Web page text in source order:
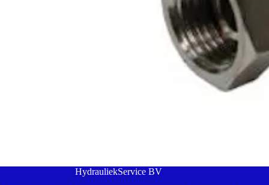
HydrauliekService BV